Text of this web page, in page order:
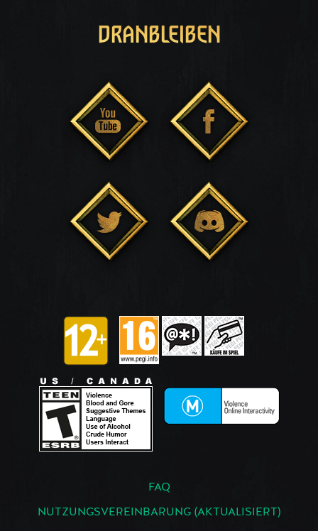
DRANBLEIBEN
FAQ
NUTZUNGSVEREINBARUNG (AKTUALISIERT)